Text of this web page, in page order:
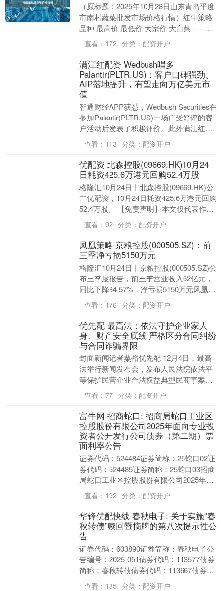
（原标题：2025年10月28日山东青岛平度
市南村蔬菜批发市场价格行情）红牛策略
品种 最高价 最低价 大宗价 大白菜 -- --
0.50 甘蓝 -- -- ....
查看： 172 分类： 配资开户
满江红配资 Wedbush唱多
Palantir(PLTR.US)：客户口碑强劲、
AIP落地提升，有望走向万亿美元市
值
智通财经APP获悉，Wedbush Securities在
参加Palantir(PLTR.US)一场广受好评的客
户活动后发表了积极评价。此外满江红配
资，Pala....
查看： 113 分类： 配资开户
优配资 北森控股(09669.HK)10月24
日耗资425.6万港元回购52.4万股
格隆汇10月24日丨北森控股(09669.HK)公
告优配资，10月24日耗资425.6万港元回购
52.4万股。 【免责声明】本文仅代表作者
本人观点，与和讯网无关....
查看： 92 分类： 配资开户
凤凰策略 京粮控股(000505.SZ)：前
三季净亏损5150万元
格隆汇10月24日丨京粮控股(000505.SZ)公
布三季度报告，前三季营业收入62亿元，
同比下降34.57%，净亏损5150万元凤凰策
略，扣非净亏损5946.....
查看： 176 分类： 配资开户
优先配 最高法：依法守护企业家人
身、财产安全底线 严格区分合同纠纷
与合同诈骗界限
封面新闻记者粟裕优先配 12月4日，最高
法举行新闻发布会，发布人民法院依法平
等保护民营企业合法权益典型民商事案
例。最高法民二庭庭长王闯在会上介绍，
依法守护企业家....
查看： 77 分类： 配资开户
富牛网 招商蛇口: 招商局蛇口工业区
控股股份有限公司2025年面向专业投
资者公开发行公司债券（第二期）票
面利率公告
证券代码：524484证券简称：25蛇口02证
券代码：524485证券简称：25蛇口03招商
局蛇口工业区控股股份有限公司2025年面
向专业投资者公开发行公司债券....
查看： 192 分类： 配资开户
华锋优配快线 春秋电子: 关于实施“春
秋转债”赎回暨摘牌的第八次提示性公
告
证券代码：603890证券简称：春秋电子公
告编号：2025-051债券代码：113577债券
简称：春秋转债债券代码：113667债券简
称：春23转债苏州春秋电子....
查看： 185 分类： 配资开户